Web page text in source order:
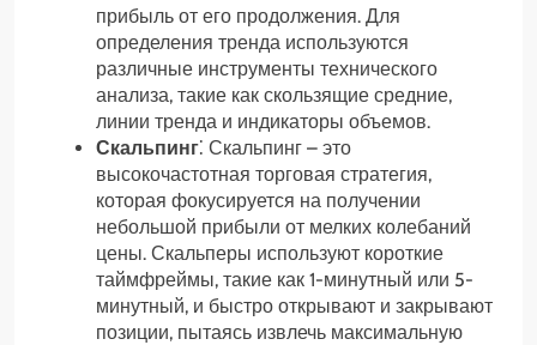
прибыль от его продолжения. Для
определения тренда используются
различные инструменты технического
анализа, такие как скользящие средние,
линии тренда и индикаторы объемов.
Скальпинг⁚ Скальпинг – это
высокочастотная торговая стратегия,
которая фокусируется на получении
небольшой прибыли от мелких колебаний
цены. Скальперы используют короткие
таймфреймы, такие как 1-минутный или 5-
минутный, и быстро открывают и закрывают
позиции, пытаясь извлечь максимальную